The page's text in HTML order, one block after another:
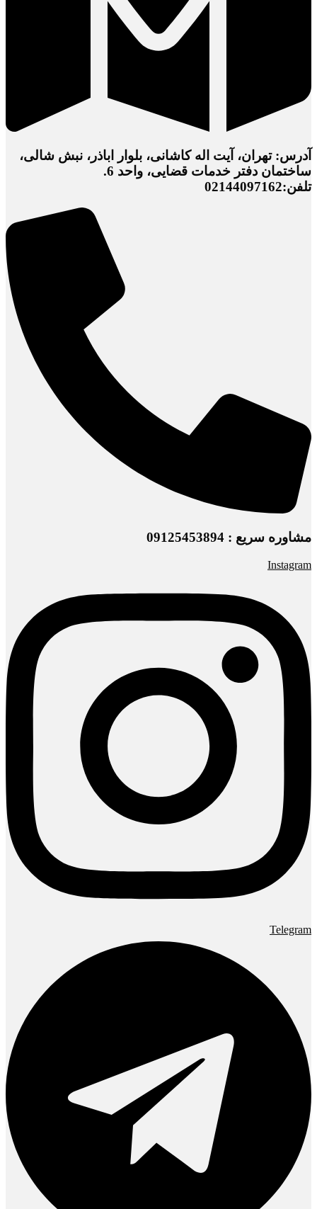
آدرس: تهران، آیت اله کاشانی، بلوار اباذر، نبش شالی،
ساختمان دفتر خدمات قضایی، واحد 6.
تلفن:02144097162
مشاوره سریع : 09125453894
Instagram
Telegram